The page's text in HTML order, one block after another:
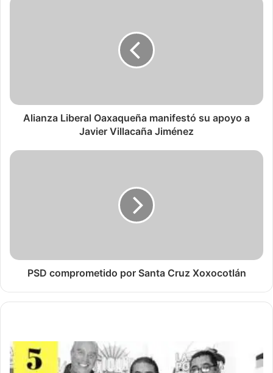
Alianza Liberal Oaxaqueña manifestó su apoyo a
Javier Villacaña Jiménez
PSD comprometido por Santa Cruz Xoxocotlán